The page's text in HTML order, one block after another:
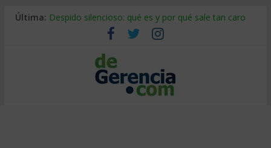
Última: Despido silencioso: qué es y por qué sale tan caro
La economía de Venezuela después del terremoto
Los 8 pasos de Kotter: liderar el cambio sin fracasar
Gestión de proyectos con IA: qué cambia en el oficio
IA y creatividad: cómo evitar que todos piensen igual